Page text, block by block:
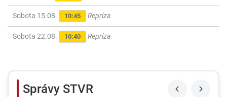
Sobota 15.08. 10:45 Repríza
Sobota 22.08. 10:40 Repríza
Správy STVR